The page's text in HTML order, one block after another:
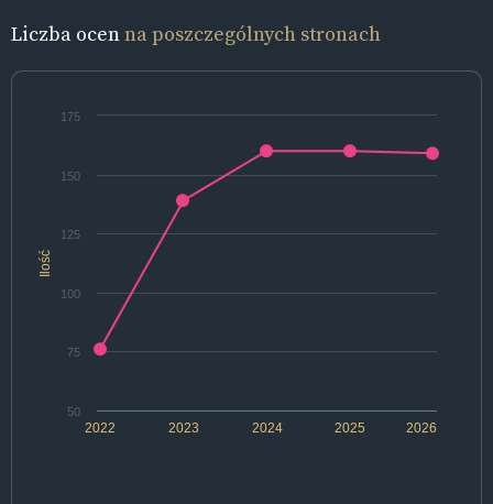
Liczba ocenna poszczególnych stronach
Ilość
2022 2024 2026
2023 2025
100
50
75
125
150
175